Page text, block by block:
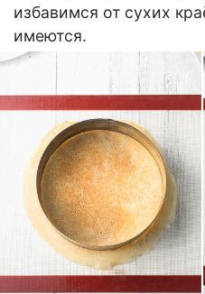
избавимся от сухих
имеются.